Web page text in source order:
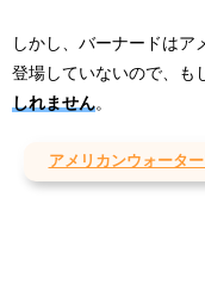
しかし、バーナードはア
登場していないので、も
しれません。
アメリカンウォータ